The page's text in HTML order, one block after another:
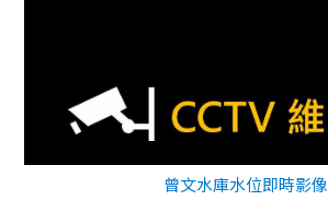
曾文水庫水位即時影像